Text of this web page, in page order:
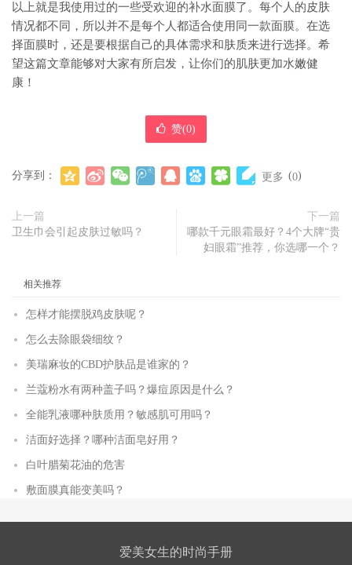
以上就是我使用过的一些受欢迎的补水面膜了。每个人的皮肤
情况都不同，所以并不是每个人都适合使用同一款面膜。在选
择面膜时，还是要根据自己的具体需求和肤质来进行选择。希
望这篇文章能够对大家有所启发，让你们的肌肤更加水嫩健
康！
赞(0)
分享到： 更多 (0)
上一篇
卫生巾会引起皮肤过敏吗？
下一篇
哪款千元眼霜最好？4个大牌“贵
妇眼霜”推荐，你选哪一个？
相关推荐
怎样才能摆脱鸡皮肤呢？
怎么去除眼袋细纹？
美瑞麻妆的CBD护肤品是谁家的？
兰蔻粉水有两种盖子吗？爆痘原因是什么？
全能乳液哪种肤质用？敏感肌可用吗？
洁面好选择？哪种洁面皂好用？
白叶腊菊花油的危害
敷面膜真能变美吗？
爱美女生的时尚手册